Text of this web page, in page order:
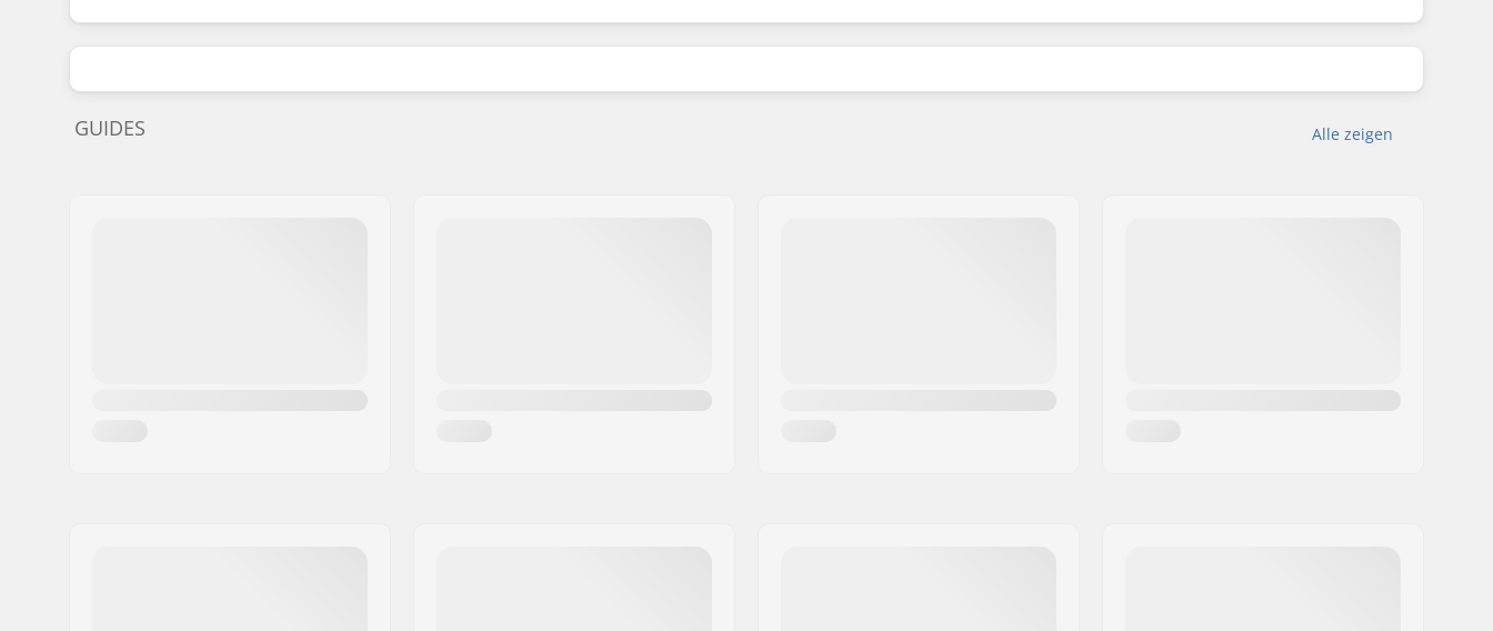
Alle zeigen
GUIDES